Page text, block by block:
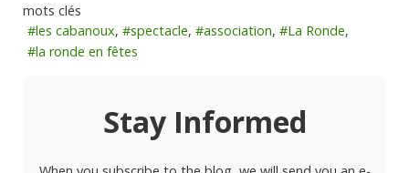
mots clés
les cabanoux
spectacle association
La Ronde
la ronde en fêtes
Stay Informed